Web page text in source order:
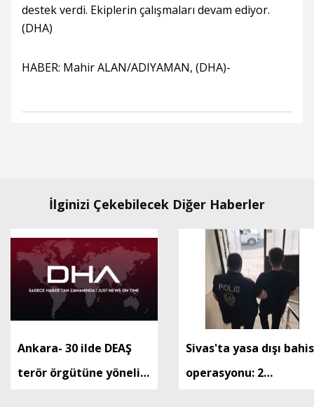
destek verdi. Ekiplerin çalışmaları devam ediyor.
(DHA)
HABER: Mahir ALAN/ADIYAMAN, (DHA)-
İlginizi Çekebilecek Diğer Haberler
Ankara- 30 ilde DEAŞ
terör örgütüne yönelik
Sivas'ta yasa dışı bahis
operasyonu: 2